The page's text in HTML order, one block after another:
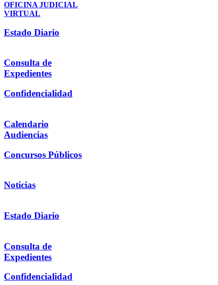
OFICINA JUDICIAL
VIRTUAL
Estado Diario
Consulta de
Expedientes
Confidencialidad
Calendario
Audiencias
Concursos Públicos
Noticias
Estado Diario
Consulta de
Expedientes
Confidencialidad